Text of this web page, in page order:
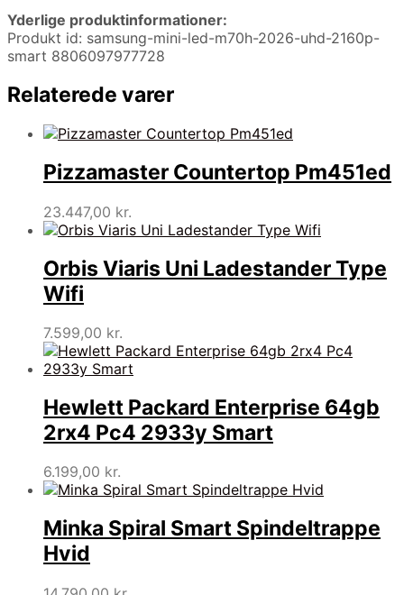
Yderlige produktinformationer:
Produkt id: samsung-mini-led-m70h-2026-uhd-2160p-
smart 8806097977728
Relaterede varer
Pizzamaster Countertop Pm451ed
23.447,00 kr.
Orbis Viaris Uni Ladestander Type
Wifi
7.599,00 kr.
Hewlett Packard Enterprise 64gb
2rx4 Pc4 2933y Smart
6.199,00 kr.
Minka Spiral Smart Spindeltrappe
Hvid